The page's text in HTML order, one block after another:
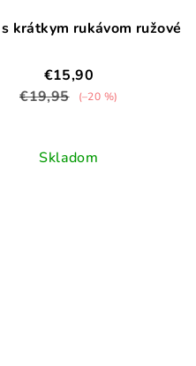
krátkym rukávom ružové
€15,90
€19,95
(–20 %)
Skladom